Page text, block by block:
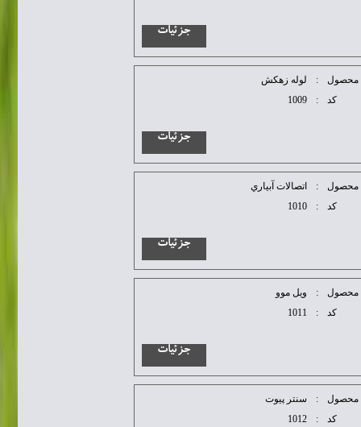
جزئیات
محصول :
لوله زهكش
کد
:
1009
جزئیات
محصول :
اتصالات آبياري
کد
:
1010
جزئیات
محصول :
ويل موو
کد
:
1011
جزئیات
محصول :
سنتر پيوت
کد
:
1012